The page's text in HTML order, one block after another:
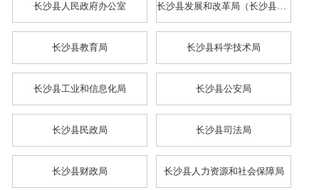
长沙县人民政府办公室
长沙县教育局 长沙县科学技术局
长沙县工业和信息化局 长沙县公安局
长沙县民政局 长沙县司法局
长沙县财政局 长沙县人力资源和社会保障局